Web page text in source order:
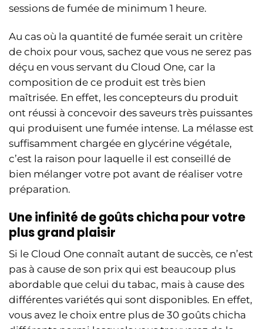
sessions de fumée de minimum 1 heure.
Au cas où la quantité de fumée serait un critère
de choix pour vous, sachez que vous ne serez pas
déçu en vous servant du Cloud One, car la
composition de ce produit est très bien
maîtrisée. En effet, les concepteurs du produit
ont réussi à concevoir des saveurs très puissantes
qui produisent une fumée intense. La mélasse est
suffisamment chargée en glycérine végétale,
c’est la raison pour laquelle il est conseillé de
bien mélanger votre pot avant de réaliser votre
préparation.
Une infinité de goûts chicha pour votre
plus grand plaisir
Si le Cloud One connaît autant de succès, ce n’est
pas à cause de son prix qui est beaucoup plus
abordable que celui du tabac, mais à cause des
différentes variétés qui sont disponibles. En effet,
vous avez le choix entre plus de 30 goûts chicha